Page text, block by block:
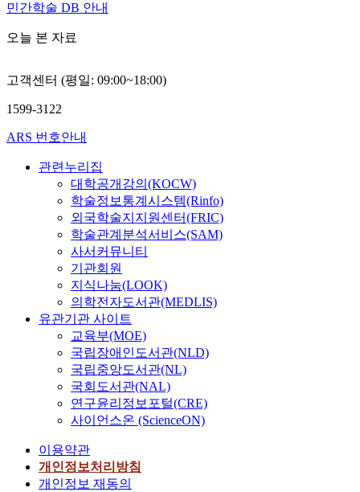
민간학술 DB 안내
오늘 본 자료
고객센터 (평일: 09:00~18:00)
1599-3122
ARS 번호안내
관련누리집
대학공개강의(KOCW)
학술정보통계시스템(Rinfo)
외국학술지지원센터(FRIC)
학술관계분석서비스(SAM)
사서커뮤니티
기관회원
지식나눔(LOOK)
의학전자도서관(MEDLIS)
유관기관 사이트
교육부(MOE)
국립장애인도서관(NLD)
국립중앙도서관(NL)
국회도서관(NAL)
연구윤리정보포털(CRE)
사이언스온 (ScienceON)
이용약관
개인정보처리방침
개인정보 재동의